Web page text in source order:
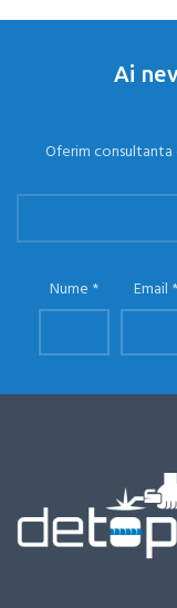
Ai
Oferim
Nume Email